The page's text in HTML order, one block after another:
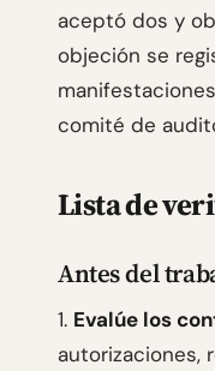
aceptó dos y
objeción se
comité de
Lista de
Antes del
1. Evalúe los
autorizaciones,